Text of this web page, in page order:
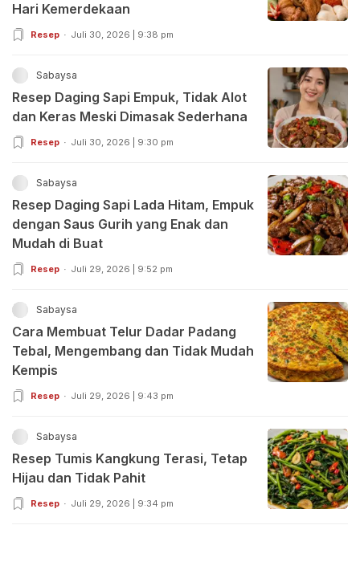
Hari Kemerdekaan
Resep Juli 30, 2026 | 9:38 pm
Sabaysa
Resep Daging Sapi Empuk, Tidak Alot
dan Keras Meski Dimasak Sederhana
Resep Juli 30, 2026 | 9:30 pm
Sabaysa
Resep Daging Sapi Lada Hitam, Empuk
dengan Saus Gurih yang Enak dan
Mudah di Buat
Resep Juli 29, 2026 | 9:52 pm
Sabaysa
Cara Membuat Telur Dadar Padang
Tebal, Mengembang dan Tidak Mudah
Kempis
Resep Juli 29, 2026 | 9:43 pm
Sabaysa
Resep Tumis Kangkung Terasi, Tetap
Hijau dan Tidak Pahit
Resep Juli 29, 2026 | 9:34 pm